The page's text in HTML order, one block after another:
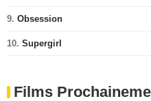
9. Obsession
10. Supergirl
Films